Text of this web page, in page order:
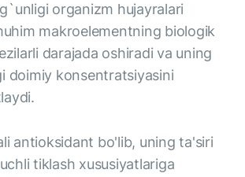
organizm hujayralari
makroelementning biologik
darajada oshiradi va uning
doimiy konsentratsiyasini
antioksidant bo'lib, uning ta'siri
tiklash xususiyatlariga